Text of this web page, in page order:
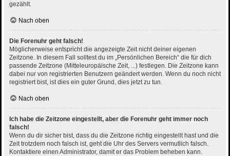
gezählt.
Nach oben
Die Forenuhr geht falsch!
Möglicherweise entspricht die angezeigte Zeit nicht deiner eigenen
Zeitzone. In diesem Fall solltest du im „Persönlichen Bereich“ die für dich
passende Zeitzone (Mitteleuropäische Zeit, ...) festlegen. Die Zeitzone kann
dabei nur von registrierten Benutzern geändert werden. Wenn du noch nicht
registriert bist, ist dies ein guter Grund, dies jetzt zu tun.
Nach oben
Ich habe die Zeitzone eingestellt, aber die Forenuhr geht immer noch
falsch!
Wenn du dir sicher bist, dass du die Zeitzone richtig eingestellt hast und die
Zeit trotzdem noch falsch ist, geht die Uhr des Servers vermutlich falsch.
Kontaktiere einen Administrator, damit er das Problem beheben kann.